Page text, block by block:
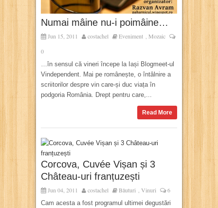
Numai mâine nu-i poimâine…
Jun 15, 2011 costachel Eveniment
Mozaic
0
…în sensul că vineri începe la Iași Blogmeet-ul
Vindependent. Mai pe românește, o întâlnire a
scriitorilor despre vin care-și duc viața în
podgoria România. Drept pentru care,...
Read More
Corcova, Cuvée Vișan și 3
Château-uri franțuzești
Jun 04, 2011 costachel Băuturi Vinuri 6
Cam acesta a fost programul ultimei degustări